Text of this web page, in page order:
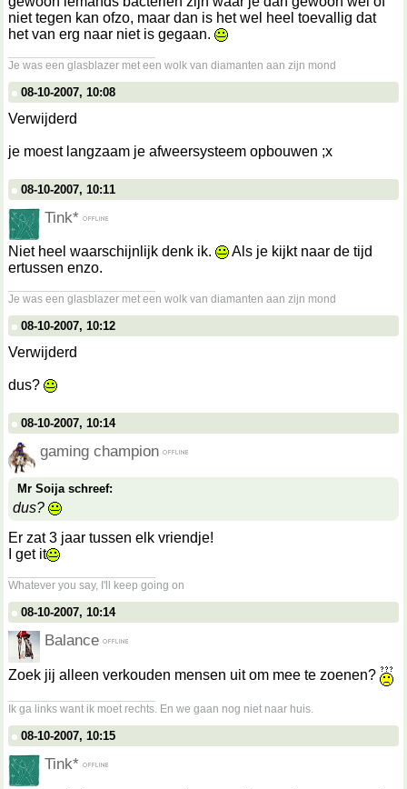
niet tegen kan ofzo, maar dan is het wel heel toevallig dat
het van erg naar niet is gegaan.
Je was een glasblazer met een wolk van diamanten aan zijn mond
08-10-2007, 10:08
Verwijderd
je moest langzaam je afweersysteem opbouwen ;x
08-10-2007, 10:11
Tink*
Niet heel waarschijnlijk denk ik.
Als je kijkt naar de tijd
ertussen enzo.
Je was een glasblazer met een wolk van diamanten aan zijn mond
08-10-2007, 10:12
Verwijderd
dus?
08-10-2007, 10:14
gaming champion
Mr Soija schreef:
dus?
Er zat 3 jaar tussen elk vriendje!
I get it
Whatever you say, I'll keep going on
08-10-2007, 10:14
Balance
Zoek jij alleen verkouden mensen uit om mee te zoenen?
Ik ga links want ik moet rechts. En we gaan nog niet naar huis.
08-10-2007, 10:15
Tink*